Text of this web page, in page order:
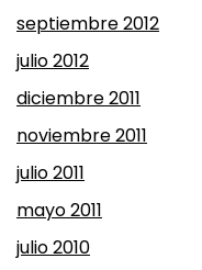
septiembre 2012
julio 2012
diciembre 2011
noviembre 2011
julio 2011
mayo 2011
julio 2010